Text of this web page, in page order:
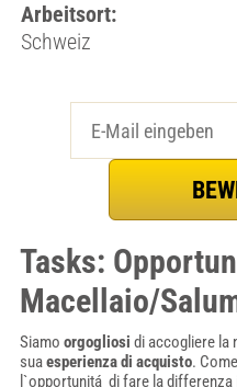
Arbeitsort:
Schweiz
Tasks:
Macellaio/
Siamo orgogliosi di accogliere la
suaesperienza di acquisto.
l`opportunitá di fare la